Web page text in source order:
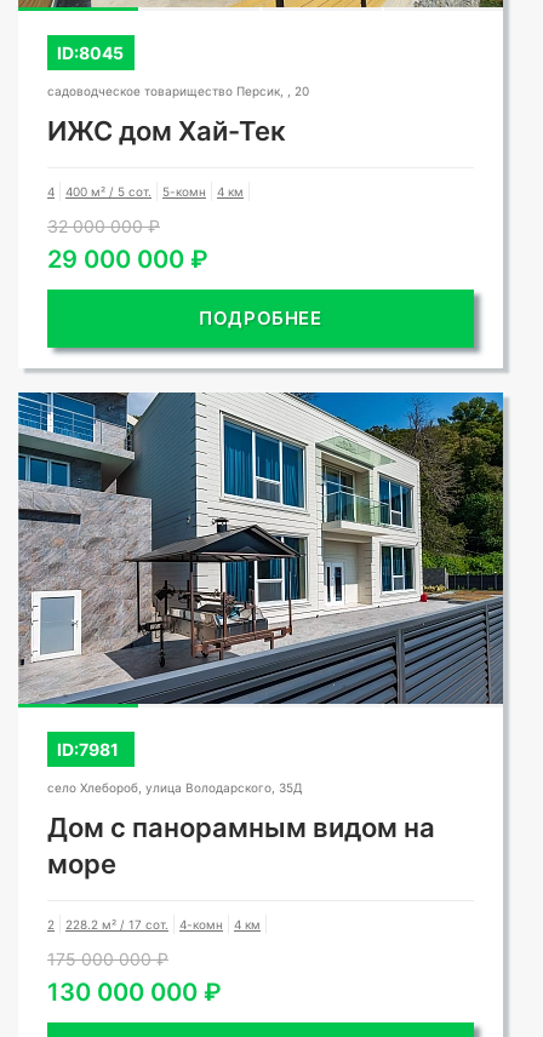
ID:8045
садоводческое товарищество Персик, , 20
ИЖС дом Хай-Тек
4 400 м² / 5 сот. 5-комн 4 км
32 000 000 ₽
29 000 000 ₽
ПОДРОБНЕЕ
ID:7981
село Хлебороб, улица Володарского, 35Д
Дом с панорамным видом на
море
2 228.2 м² / 17 сот. 4-комн 4 км
175 000 000 ₽
130 000 000 ₽